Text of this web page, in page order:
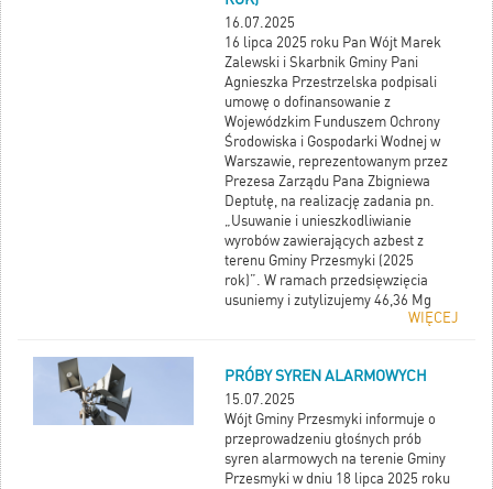
16.07.2025
16 lipca 2025 roku Pan Wójt Marek
Zalewski i Skarbnik Gminy Pani
Agnieszka Przestrzelska podpisali
umowę o dofinansowanie z
Wojewódzkim Funduszem Ochrony
Środowiska i Gospodarki Wodnej w
Warszawie, reprezentowanym przez
Prezesa Zarządu Pana Zbigniewa
Deptułę, na realizację zadania pn.
„Usuwanie i unieszkodliwianie
wyrobów zawierających azbest z
terenu Gminy Przesmyki (2025
rok)”. W ramach przedsięwzięcia
usuniemy i zutylizujemy 46,36 Mg
wyrobów zawierających azbest,
dofinasowanie w kwocie 29.991,21
zł.
WIĘCEJ
PRÓBY SYREN ALARMOWYCH
15.07.2025
Wójt Gminy Przesmyki informuje o
przeprowadzeniu głośnych prób
syren alarmowych na terenie Gminy
Przesmyki w dniu 18 lipca 2025 roku